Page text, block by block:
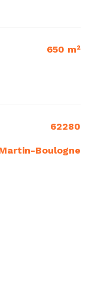
650 m²
62280
Martin-Boulogne